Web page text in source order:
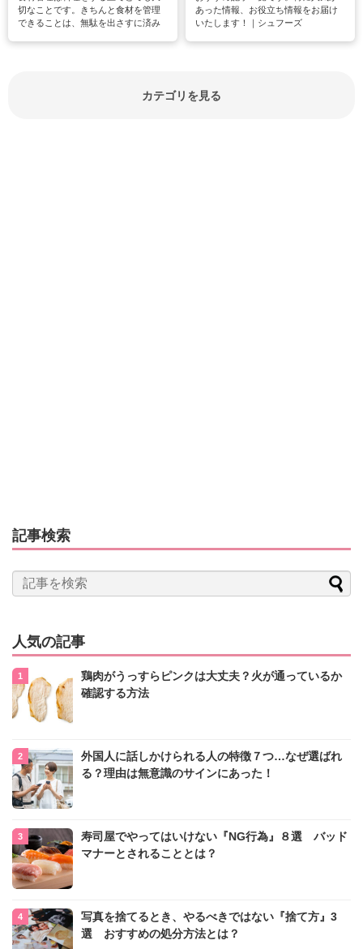
切なことです。きちんと食材を管理
できることは、無駄を出さすに済み
あった情報、お役立ち情報をお届け
いたします！｜シュフーズ
カテゴリを見る
記事検索
人気の記事
鶏肉がうっすらピンクは大丈夫？火が通っているか
確認する方法
外国人に話しかけられる人の特徴７つ…なぜ選ばれ
る？理由は無意識のサインにあった！
寿司屋でやってはいけない『NG行為』８選 バッド
マナーとされることとは？
写真を捨てるとき、やるべきではない『捨て方』3
選 おすすめの処分方法とは？